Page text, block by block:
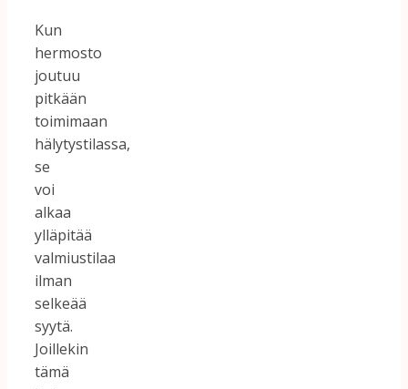
Kun
hermosto
joutuu
pitkään
toimimaan
hälytystilassa,
se
voi
alkaa
ylläpitää
valmiustilaa
ilman
selkeää
syytä.
Joillekin
tämä